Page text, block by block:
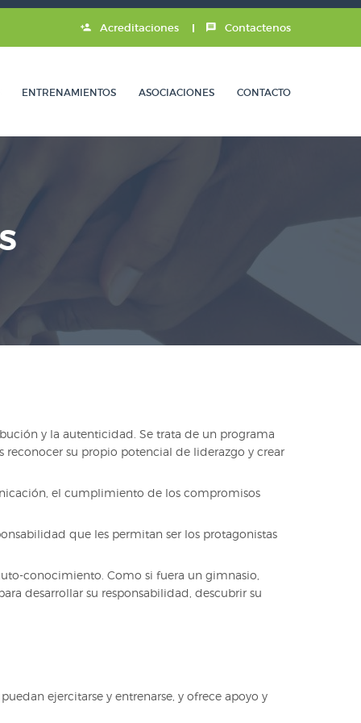
Acreditaciones Contactenos
ENTRENAMIENTOS ASOCIACIONES CONTACTO
y la autenticidad. Se trata de un programa
su propio potencial de liderazgo y crear
el cumplimiento de los compromisos
que les permitan ser los protagonistas
conocimiento. Como si fuera un gimnasio,
desarrollar su responsabilidad, descubrir su
ejercitarse y entrenarse, y ofrece apoyo y